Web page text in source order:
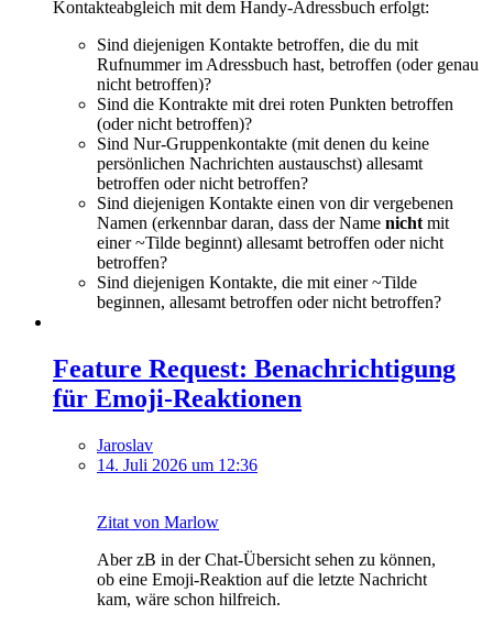
Kontakteabgleich mit dem Handy-Adressbuch erfolgt:
Sind diejenigen Kontakte betroffen, die du mit
Rufnummer im Adressbuch hast, betroffen (oder genau
nicht betroffen)?
Sind die Kontrakte mit drei roten Punkten betroffen
(oder nicht betroffen)?
Sind Nur-Gruppenkontakte (mit denen du keine
persönlichen Nachrichten austauschst) allesamt
betroffen oder nicht betroffen?
Sind diejenigen Kontakte einen von dir vergebenen
Namen (erkennbar daran, dass der Name nicht mit
einer ~Tilde beginnt) allesamt betroffen oder nicht
betroffen?
Sind diejenigen Kontakte, die mit einer ~Tilde
beginnen, allesamt betroffen oder nicht betroffen?
Feature Request: Benachrichtigung
für Emoji-Reaktionen
Jaroslav
14. Juli 2026 um 12:36
Zitat von Marlow
Aber zB in der Chat-Übersicht sehen zu können,
ob eine Emoji-Reaktion auf die letzte Nachricht
kam, wäre schon hilfreich.